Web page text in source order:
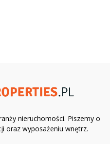
nieruchomości. Piszemy o
oraz wyposażeniu wnętrz.